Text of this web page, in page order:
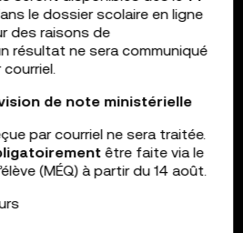
l’élève, sa famille
et celles qui
sa réussite.
le dossier scolaire en ligne
des raisons de
résultat ne sera communiqué
de note ministérielle
par courriel ne sera traitée.
être faite via le
(MÉQ) à partir du 14 août.